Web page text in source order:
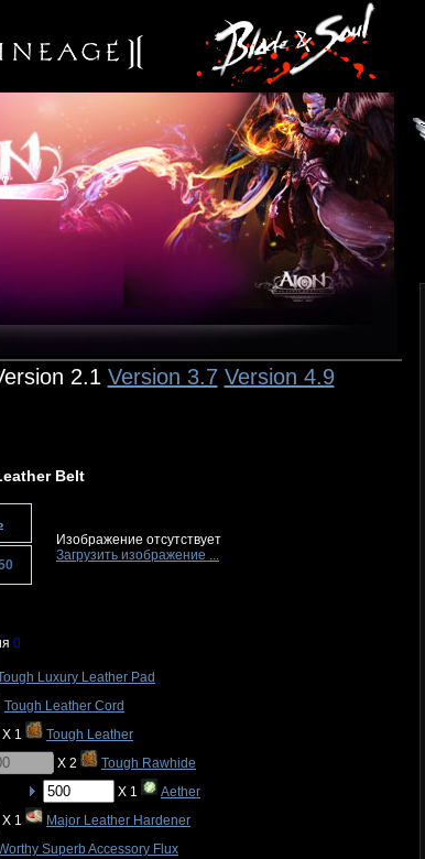
2.1 Version 3.7 Version 4.9
Belt
Изображение отсутствует
Загрузить изображение ...
0
Luxury Leather Pad
Tough Leather Cord
X 1
Tough Leather
X 2
Tough Rawhide
X 1
Aether
X 1
Major Leather Hardener
Superb Accessory Flux